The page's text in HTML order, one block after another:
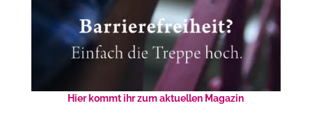
Hier kommt ihr zum aktuellen Magazin